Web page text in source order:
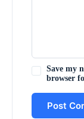
Save my
browser
Post